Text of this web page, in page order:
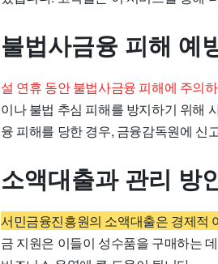
불법사금융 피해 예
설 연휴 동안 불법사금융 피해에 주의
이나 불법 추심 피해를 방지하기 위해
융 피해를 당한 경우, 금융감독원에 신
소액대출과 관리 방
서민금융진흥원의 소액대출은 경제적
금 지원은 이들이 성수품을 구매하는